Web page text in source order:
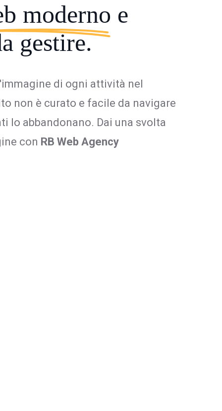
moderno e
gestire.
di ogni attività nel
non è curato e facile da navigare
lo abbandonano. Dai una svolta
con RB Web Agency